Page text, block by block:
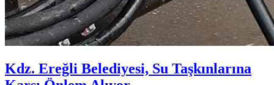
Kdz. Ereğli Belediyesi, Su Taşkınlarına